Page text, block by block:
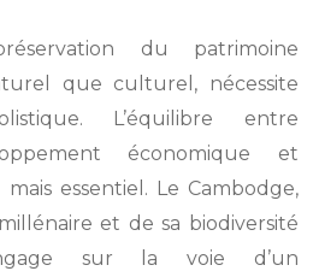
du patrimoine
que culturel, nécessite
L’équilibre entre
économique et
essentiel. Le Cambodge,
et de sa biodiversité
sur la voie d’un